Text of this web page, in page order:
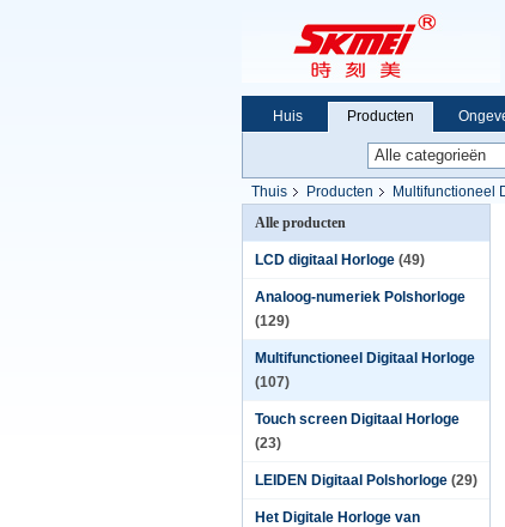
Huis Producten
Thuis Producten Multifunctioneel
Alle producten
LCD digitaal Horloge (49)
Analoog-numeriek Polshorloge
(129)
Multifunctioneel Digitaal Horloge
(107)
Touch screen Digitaal Horloge
(23)
LEIDEN Digitaal Polshorloge (29)
Het Digitale Horloge van